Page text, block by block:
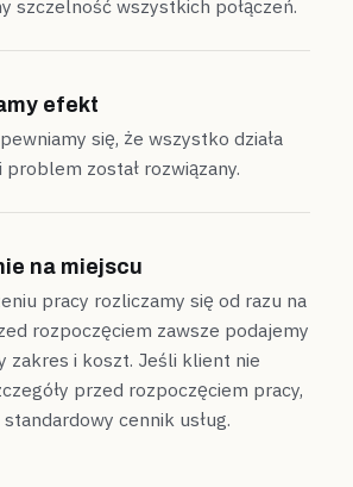
szczelność wszystkich połączeń.
efekt
się, że wszystko działa
problem został rozwiązany.
na miejscu
pracy rozliczamy się od razu na
rozpoczęciem zawsze podajemy
zakres i koszt. Jeśli klient nie
przed rozpoczęciem pracy,
cennik usług.